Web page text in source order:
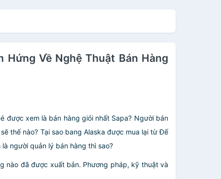
Hứng Về Nghệ Thuật Bán Hàng
được xem là bán hàng giỏi nhất Sapa? Người bán
thế nào? Tại sao bang Alaska được mua lại từ Đế
người quản lý bán hàng thì sao?
nào đã được xuất bản. Phương pháp, kỹ thuật và